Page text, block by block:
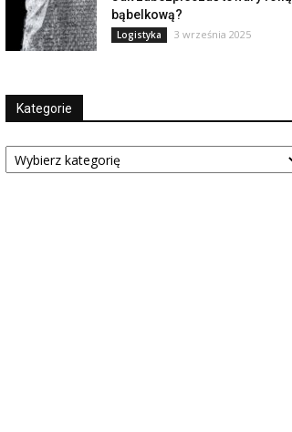
bąbelkową?
Logistyka 3 września 2025
Kategorie
Kategorie